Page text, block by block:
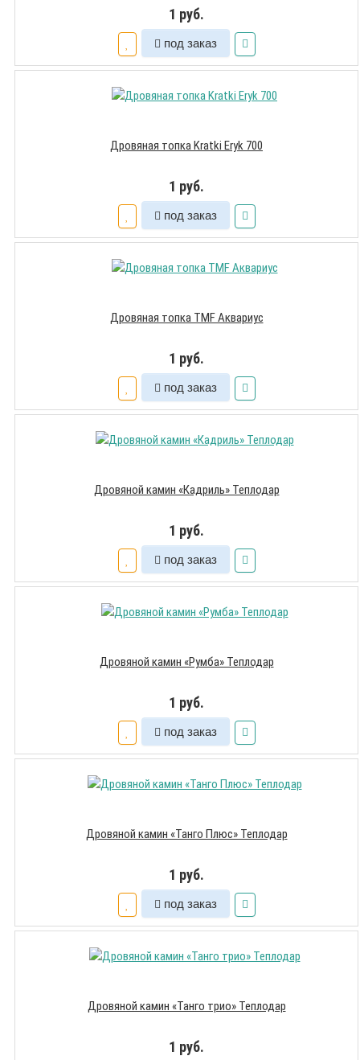
1 руб.
под заказ
Дровяная топка Kratki Eryk 700
1 руб.
под заказ
Дровяная топка TMF Аквариус
1 руб.
под заказ
Дровяной камин «Кадриль» Теплодар
1 руб.
под заказ
Дровяной камин «Румба» Теплодар
1 руб.
под заказ
Дровяной камин «Танго Плюс» Теплодар
1 руб.
под заказ
Дровяной камин «Танго трио» Теплодар
1 руб.